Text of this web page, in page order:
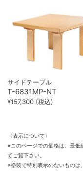
サイドテーブル
T-6831MP-NT
¥157,300 (税込)
〈表示について〉
※このページでの価格は、最低
てご覧下さい。
※塗装で特別表示のないものは